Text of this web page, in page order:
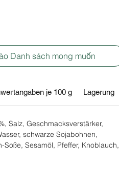
Danh sách mong muốn
je 100 g Lagerung
Salz, Geschmacksverstärker,
schwarze Sojabohnen,
Soße, Sesamöl, Pfeffer, Knoblauch,